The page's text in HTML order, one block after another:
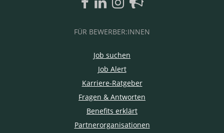
FÜR BEWERBER:INNEN
Job suchen
Job Alert
Karriere-Ratgeber
Fragen & Antworten
Benefits erklärt
Partnerorganisationen